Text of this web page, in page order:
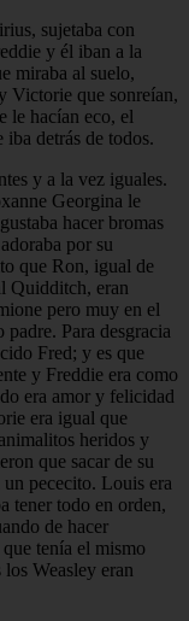
sujetaba con
y él iban a la
miraba al suelo,
Victorie que sonreían,
le hacían eco, el
detrás de todos.
y a la vez iguales.
Georgina le
hacer bromas
por su
que Ron, igual de
Quidditch, eran
pero muy en el
Para desgracia
Fred; y es que
y Freddie era como
era amor y felicidad
era igual que
heridos y
que sacar de su
pececito. Louis era
tener todo en orden,
de hacer
tenía el mismo
Weasley eran